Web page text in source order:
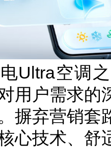
Ultra空调
用户需求的
摒弃营销套
心技术、舒